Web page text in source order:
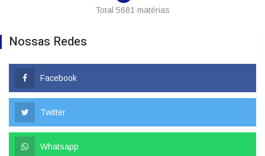
Total 5681 matérias
Nossas Redes
Facebook
Twitter
Whatsapp